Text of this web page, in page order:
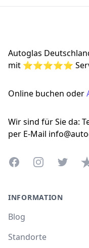
Autoglas
mit ⭐⭐⭐⭐⭐
Online buchen oder
Wir sind für Sie da:
per E-Mail
FacebookInstagramTwitter
INFORMATION
Blog
Standorte